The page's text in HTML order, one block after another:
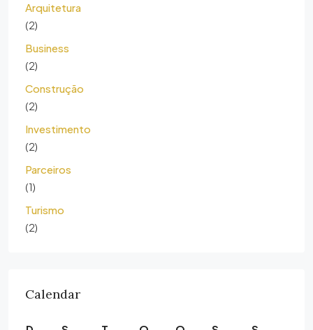
Arquitetura
(2)
Business
(2)
Construção
(2)
Investimento
(2)
Parceiros
(1)
Turismo
(2)
Calendar